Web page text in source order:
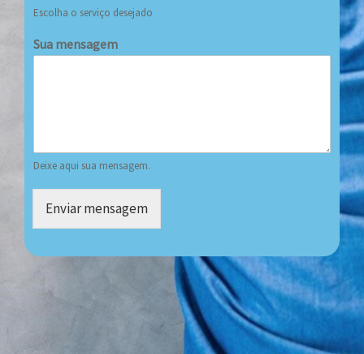
Escolha o serviço desejado
Sua mensagem
Deixe aqui sua mensagem.
Enviar mensagem